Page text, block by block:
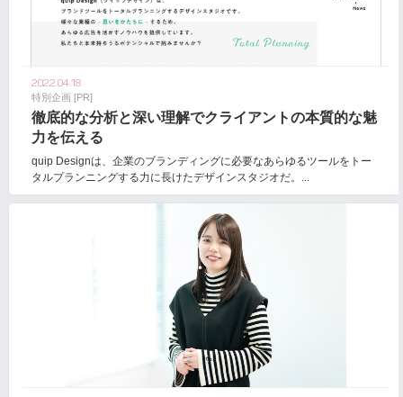
2022.04.18
特別企画 [PR]
徹底的な分析と深い理解でクライアントの本質的な魅
力を伝える
quip Designは、企業のブランディングに必要なあらゆるツールをトー
タルプランニングする力に長けたデザインスタジオだ。...